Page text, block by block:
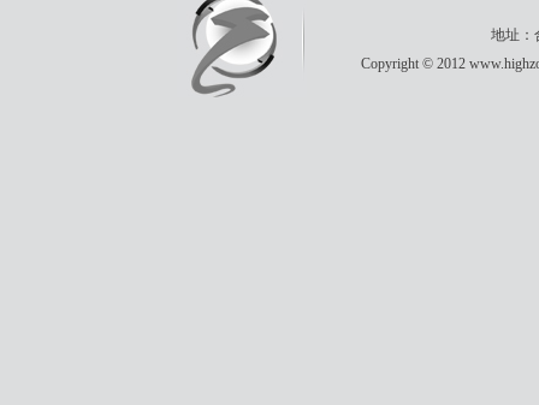
地址：
Copyright © 2012